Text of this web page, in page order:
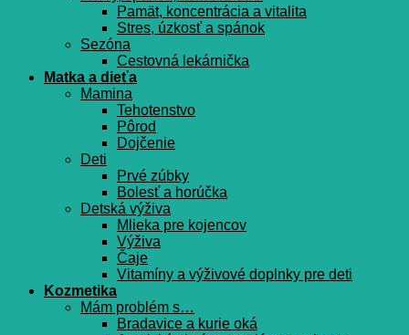
Pamät, koncentrácia a vitalita
Stres, úzkosť a spánok
Sezóna
Cestovná lekárnička
Matka a dieťa
Mamina
Tehotenstvo
Pôrod
Dojčenie
Deti
Prvé zúbky
Bolesť a horúčka
Detská výživa
Mlieka pre kojencov
Výživa
Čaje
Vitamíny a výživové doplnky pre deti
Kozmetika
Mám problém s…
Bradavice a kurie oká